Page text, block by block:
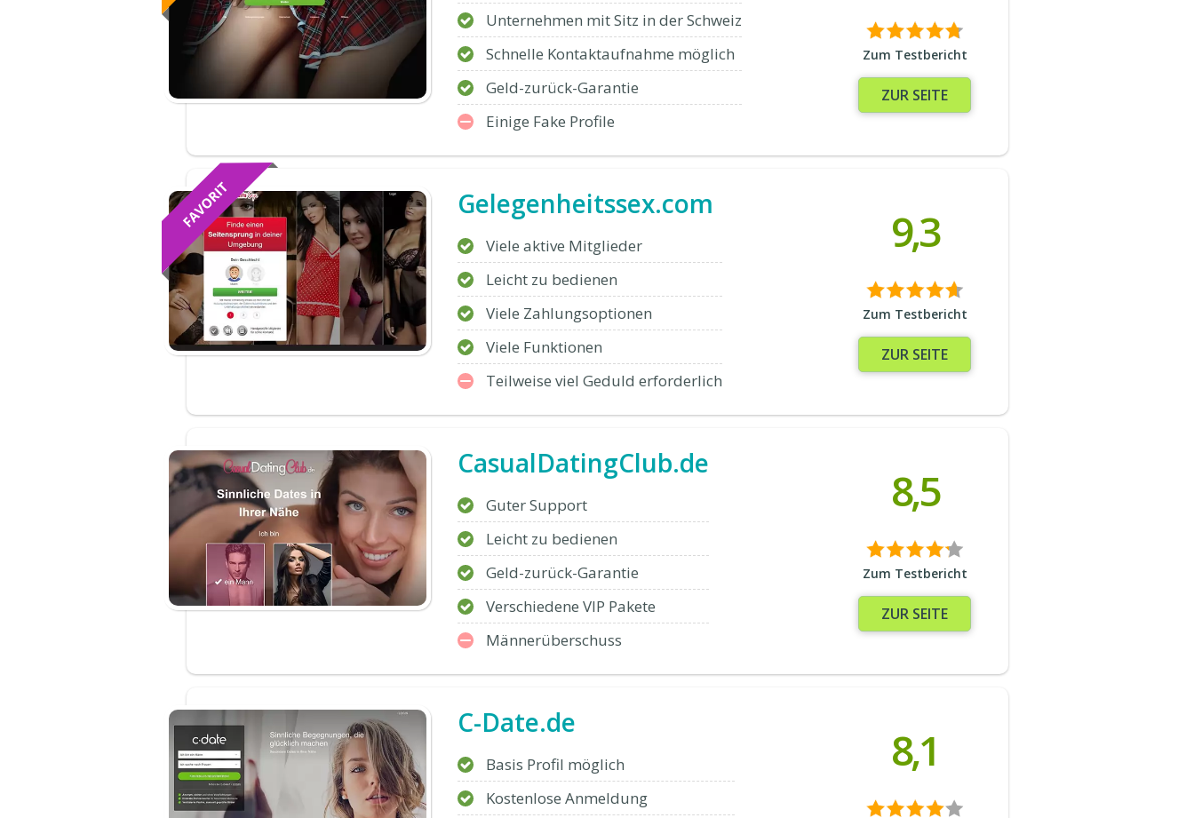
Unternehmen mit Sitz in der Schweiz
Schnelle Kontaktaufnahme möglich
Geld-zurück-Garantie
Einige Fake Profile
Zum Testbericht
ZUR SEITE
Gelegenheitssex.com
Viele aktive Mitglieder
Leicht zu bedienen
Viele Zahlungsoptionen
Viele Funktionen
Teilweise viel Geduld erforderlich
9,3
Zum Testbericht
ZUR SEITE
CasualDatingClub.de
Guter Support
Leicht zu bedienen
Geld-zurück-Garantie
Verschiedene VIP Pakete
Männerüberschuss
8,5
Zum Testbericht
ZUR SEITE
C-Date.de
Basis Profil möglich
Kostenlose Anmeldung
8,1